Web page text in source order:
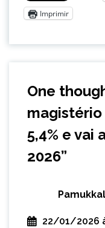
Imprimir
One
5,4% e vai
2026”
22/01/2026